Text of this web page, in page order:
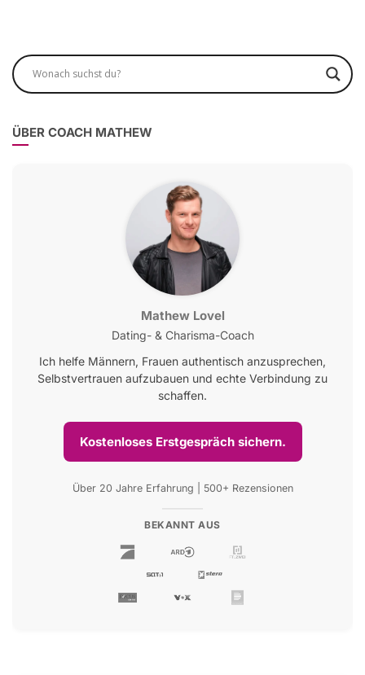
ÜBER COACH MATHEW
Mathew Lovel
Dating- & Charisma-Coach
Ich helfe Männern, Frauen authentisch anzusprechen,
Selbstvertrauen aufzubauen und echte Verbindung zu
schaffen.
Kostenloses Erstgespräch sichern.
Über 20 Jahre Erfahrung | 500+ Rezensionen
BEKANNT AUS